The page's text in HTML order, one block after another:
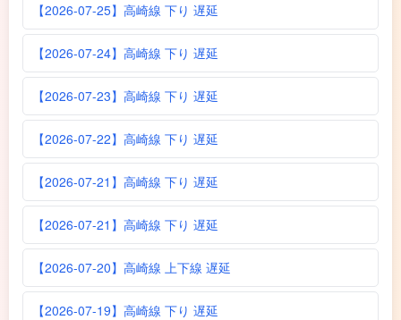
【2026-07-25】高崎線 下り 遅延
【2026-07-24】高崎線 下り 遅延
【2026-07-23】高崎線 下り 遅延
【2026-07-22】高崎線 下り 遅延
【2026-07-21】高崎線 下り 遅延
【2026-07-21】高崎線 下り 遅延
【2026-07-20】高崎線 上下線 遅延
【2026-07-19】高崎線 下り 遅延